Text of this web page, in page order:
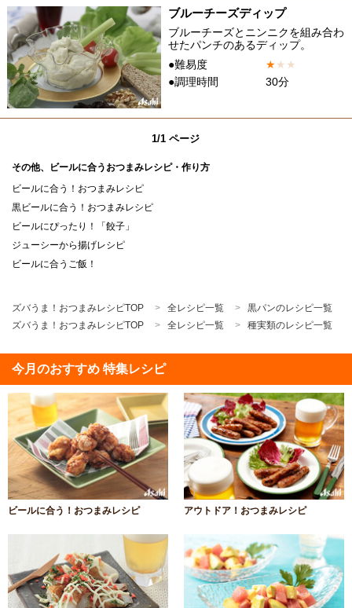
ブルーチーズディップ
ブルーチーズとニンニクを組み合わ
せたパンチのあるディップ。
●難易度
★★ ★
●調理時間
30分
1/1 ページ
その他、ビールに合うおつまみレシピ・作り方
ビールに合う！おつまみレシピ
黒ビールに合う！おつまみレシピ
ビールにぴったり！「餃子」
ジューシーから揚げレシピ
ビールに合うご飯！
ズバうま！おつまみレシピTOP 全レシピ一覧
黒パンのレシピ一覧
ズバうま！おつまみレシピTOP
全レシピ一覧 種実類のレシピ一覧
今月のおすすめ 特集レシピ
ビールに合う！おつまみレシピ アウトドア！おつまみレシピ